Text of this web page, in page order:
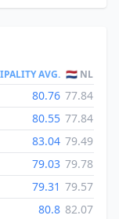
AVG. 🇳🇱 NL
80.76 77.84
80.55 77.84
83.04 79.49
79.03 79.78
79.31 79.57
80.8 82.07